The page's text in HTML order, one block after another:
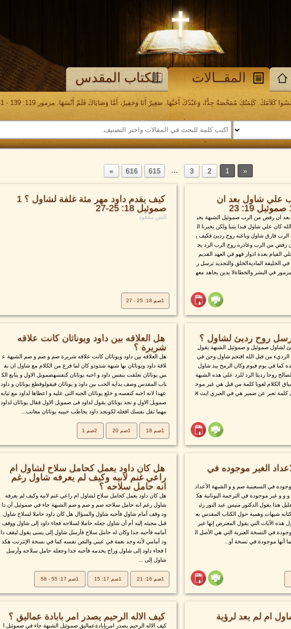
المقــالات الكتاب المقدس
كَلاَمَكَ. كَلِمَتُكَ مُمَحَّصَةٌ جِدًّا، وَعَبْدُكَ أَحَبَّهَا. صَغِيرٌ أَنَا وَحَقِيرٌ، أَمَّا وَصَايَاكَ فَلَمْ أَنْسَهَا. مزمور 119: 139 - 141
1
2
3
…
615
616
علي شاول بعد ان
ان رفض من الرب صموئيل الشبهة يخب
كان علي شاول فبدا يتنبا ولكن يخبرنا ال
فارق شاول وباغته روح رديئ فكيف ي
من الرب وغادره روح الرب الرد يج
بعدة ادوار فهو في العهد القديم
الخليقة الماديةالخلق والتجديد ترسل ر
في البشر والخطاةلا يدين يجاهد معه
كيف يقدم داود مهر مئة غلفة لشاول ؟ 1
صموئيل 18: 25-27
النص مفقود
1صم 18: 25 - 27
روح رديئ لشاول ؟
لشاول صموئيل و صموئيل الشبهة يقول
الرديء من قبل الله اقتحم شاول وجن في
كما في يوم فيوم وكان الرمح بيد شاول
روحا رديئا الرد للرد علي هذه الشبهة
الكلام لغويا كلمة من قبل هي غير موج
كلمة تعبر عن ضمير هي في العبري ايث א
هل العلاقه بين داود ويوناثان كانت علاقه
شريرة ؟
هل العلاقه بين داود ويوناثان كانت علاقه شريرة صم و صم و صم الشبهة ع
لاقة داود ويوناثان بها شبهة شذوذو كان لما فرغ من الكلام مع شاول ان نف
س يوناثان تعلقت بنفس داود و احبه يوناثان كنفسهصمويل الاول و يتابع الك
تاب المقدس وصف بدايه الحب بين داود و يوناثان فيقولوقطع يوناثان و داود
عهدا لانه احبه كنفسه و خلع يوناثان الجبه التى عليه و اعطاها لداود مع ثيابه
صمويل الاول و نجد يوناثان يقول لداود فى صمويل الاول فقال يوناثان لداود
مهما تقل نفسك افعله لكونجد داود يخاطب حبيبه يوناثان معاتب...
1صم 18
الغير موجوده في
في السبعينية صم و و الشبهة الأعداد
و غير موجودة في الترجمة اليونانية هك
هذا يقول الدكتور منيس عبد النور رئي
شبهات وهمية حول الكتاب المقدس بع
هذه الآيات التي يقول المعترض إنها غير
في النسخة العبرية التي هي الأصل ال
أنها موجودة في نسخة أو...
هل كان داود يعمل كحامل سلاح لشاول ام
راعي غنم لابيه وكيف لم يعرفه شاول رغم
انه حامل سلاحه ؟
هل كان داود يعمل كحامل سلاح لشاول ام راعي غنم لابيه وكيف لم يعرفه
شاول رغم انه حامل سلاحه صم و صم و صم الشبهة جاء في صموئيل أن دا
ود وقف أمام شاول فأحبه شاول والسؤال هل كان داود حاملا لسلاح شاول
قبل مجيئه إليه أم أن شاول جعله حاملا لسلاحه فجاء داود إلى شاول ووقف
أمامه فأحبه جدا وكان له حامل سلاح فأرسل شاول إلى يسى يقول ليقف دا
ود أمامي لأنه وجد نعمة في عيني والنص نفسه كما في نسخة الإنترنت هكذ
ا فجاء داود إلى شاول وراح يخدمه فأحبه جدا وجعله حامل سلاحه وأرسل
شاول إلى ...
1صم 16: 21
ام لم يعد لرؤية
كيف الاله الرحيم يصدر امر بابادة عماليق ؟
كيف الاله الرحيم يصدر امربإبادةعماليق صموئيل الشبهة جاء في صموئيل ا